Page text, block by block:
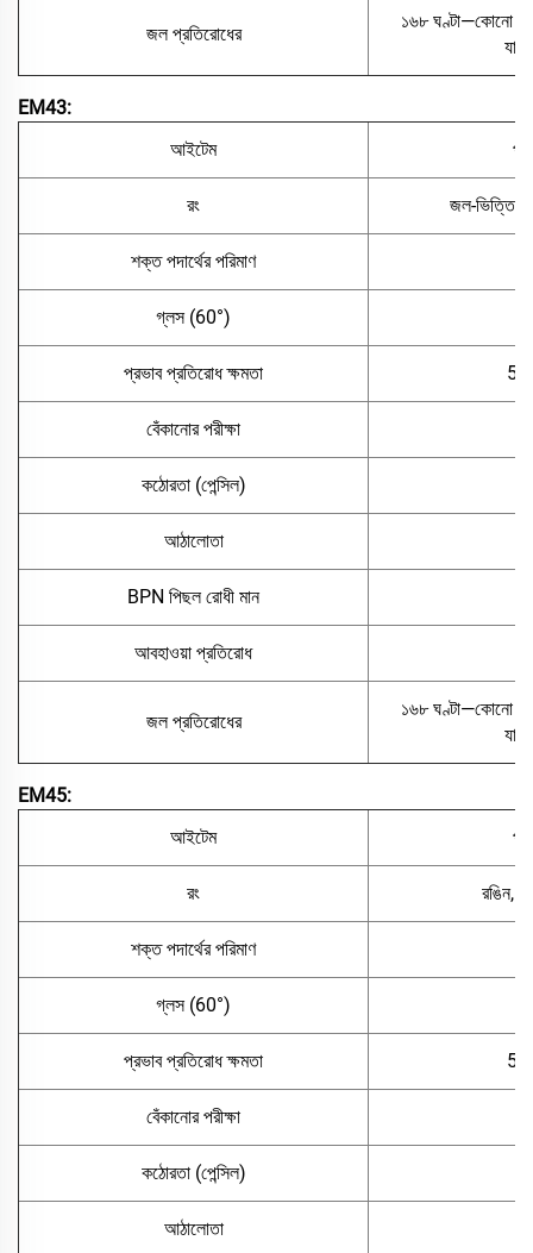
জল প্রতিরোধের
১৬৮ ঘণ্টা—কোনো
EM43:
আইটেম
রং জল-ভিত্তিক
শক্ত পদার্থের পরিমাণ
গ্লস (60°)
প্রভাব প্রতিরোধ ক্ষমতা
বেঁকানোর পরীক্ষা
কঠোরতা (পেন্সিল)
আঠালোতা
BPN পিছল রোধী মান
আবহাওয়া প্রতিরোধ
জল প্রতিরোধের
১৬৮ ঘণ্টা—কোনো
EM45:
আইটেম
রং রঙিন,
শক্ত পদার্থের পরিমাণ
গ্লস (60°)
প্রভাব প্রতিরোধ ক্ষমতা
বেঁকানোর পরীক্ষা
কঠোরতা (পেন্সিল)
আঠালোতা